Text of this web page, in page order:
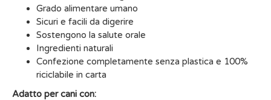
Grado alimentare umano
Sicuri e facili da digerire
Sostengono la salute orale
Ingredienti naturali
Confezione completamente senza plastica e 100%
riciclabile in carta
Adatto per cani con: